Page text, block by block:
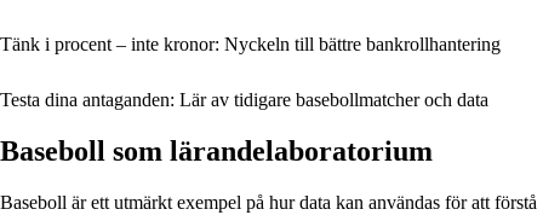
Tänk i procent – inte kronor: Nyckeln till bättre bankrollhantering
Testa dina antaganden: Lär av tidigare basebollmatcher och data
Baseboll som lärandelaboratorium
Baseboll är ett utmärkt exempel på hur data kan användas för att förstå